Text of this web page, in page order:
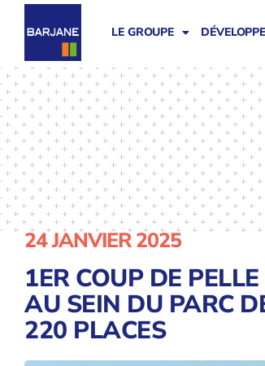
LE GROUPE
24 JANVIER 2025
1ER COUP DE
AU SEIN DU PARC
220 PLACES